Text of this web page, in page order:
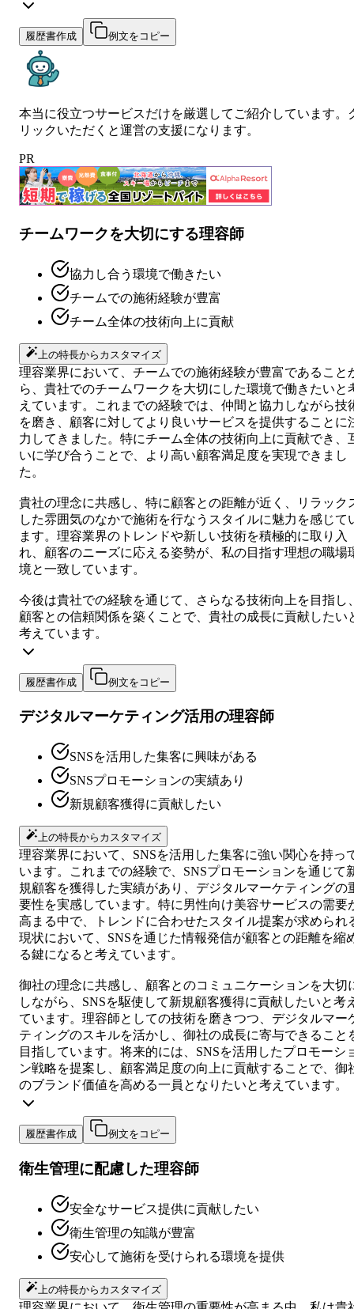
履歴書作成 例文をコピー
本当に役立つサービスだけを厳選してご紹介しています。
リックいただくと運営の支援になります。
PR
チームワークを大切にする理容師
協力し合う環境で働きたい
チームでの施術経験が豊富
チーム全体の技術向上に貢献
上の特長からカスタマイズ
理容業界において、チームでの施術経験が豊富であること
ら、貴社でのチームワークを大切にした環境で働きたいと
えています。これまでの経験では、仲間と協力しながら技
を磨き、顧客に対してより良いサービスを提供することに
力してきました。特にチーム全体の技術向上に貢献でき、
いに学び合うことで、より高い顧客満足度を実現できまし
た。
貴社の理念に共感し、特に顧客との距離が近く、リラック
した雰囲気のなかで施術を行なうスタイルに魅力を感じて
ます。理容業界のトレンドや新しい技術を積極的に取り入
れ、顧客のニーズに応える姿勢が、私の目指す理想の職場
境と一致しています。
今後は貴社での経験を通じて、さらなる技術向上を目指し
顧客との信頼関係を築くことで、貴社の成長に貢献したい
考えています。
履歴書作成 例文をコピー
デジタルマーケティング活用の理容師
SNSを活用した集客に興味がある
SNSプロモーションの実績あり
新規顧客獲得に貢献したい
上の特長からカスタマイズ
理容業界において、SNSを活用した集客に強い関心を持っ
います。これまでの経験で、SNSプロモーションを通じて
規顧客を獲得した実績があり、デジタルマーケティングの
要性を実感しています。特に男性向け美容サービスの需要
高まる中で、トレンドに合わせたスタイル提案が求められ
現状において、SNSを通じた情報発信が顧客との距離を縮
る鍵になると考えています。
御社の理念に共感し、顧客とのコミュニケーションを大切
しながら、SNSを駆使して新規顧客獲得に貢献したいと考
ています。理容師としての技術を磨きつつ、デジタルマー
ティングのスキルを活かし、御社の成長に寄与できること
目指しています。将来的には、SNSを活用したプロモーシ
ン戦略を提案し、顧客満足度の向上に貢献することで、御
のブランド価値を高める一員となりたいと考えています。
履歴書作成 例文をコピー
衛生管理に配慮した理容師
安全なサービス提供に貢献したい
衛生管理の知識が豊富
安心して施術を受けられる環境を提供
上の特長からカスタマイズ